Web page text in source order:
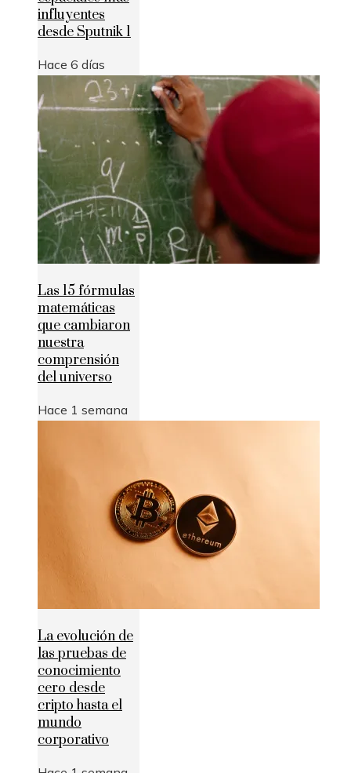
influyentes
desde Sputnik 1
Hace 6 días
Las 15 fórmulas
matemáticas
que cambiaron
nuestra
comprensión
del universo
Hace 1 semana
La evolución de
las pruebas de
conocimiento
cero desde
cripto hasta el
mundo
corporativo